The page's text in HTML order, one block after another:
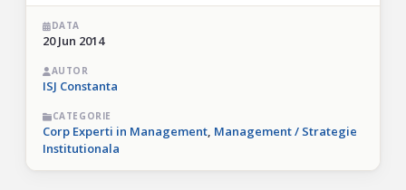
DATA
20 Jun 2014
AUTOR
ISJ Constanta
CATEGORIE
Corp Experti in Management, Management / Strategie
Institutionala